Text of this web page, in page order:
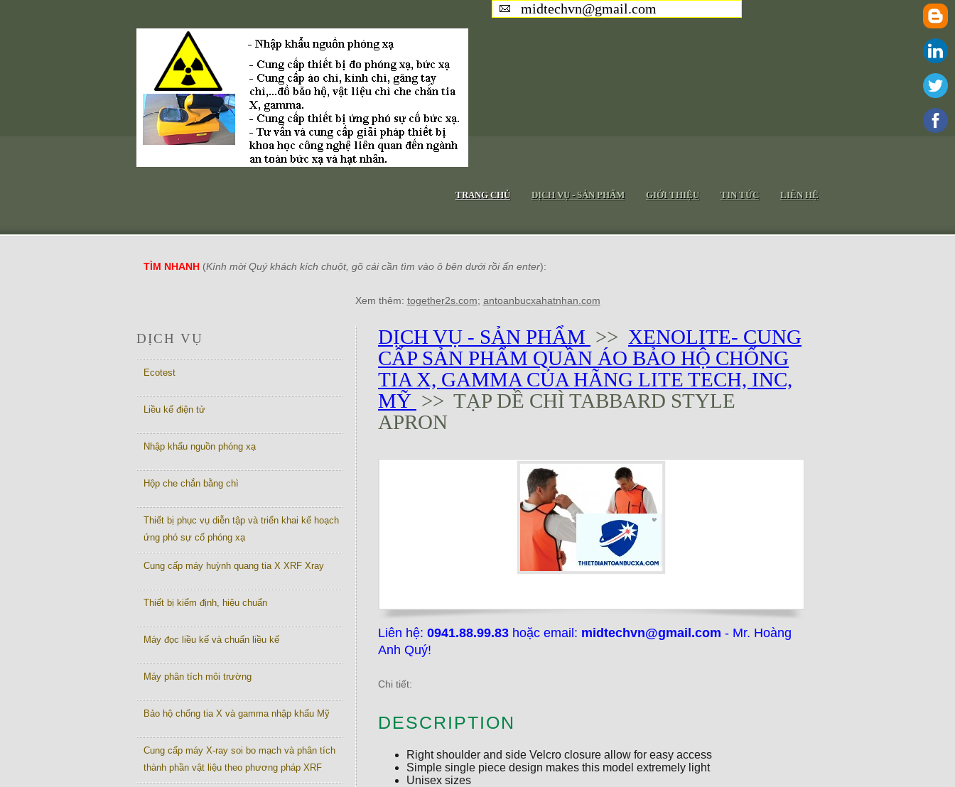
midtechvn@gmail.com
TRANG CHỦ DỊCH VỤ - SẢN PHẨM GIỚI THIỆU TIN TỨC LIÊN HỆ
TÌM NHANH (Kính mời Quý khách kích chuột, gõ cái cần tìm vào ô bên dưới rồi ấn enter):
Xem thêm: together2s.com; antoanbucxahatnhan.com
DỊCH VỤ
Ecotest
Liều kế điện tử
Nhập khẩu nguồn phóng xạ
Hộp che chắn bằng chì
Thiết bị phục vụ diễn tập và triển khai kế hoạch
ứng phó sự cố phóng xạ
Cung cấp máy huỳnh quang tia X XRF Xray
Thiết bị kiểm định, hiệu chuẩn
Máy đọc liều kế và chuẩn liều kế
Máy phân tích môi trường
Bảo hộ chống tia X và gamma nhập khẩu Mỹ
Cung cấp máy X-ray soi bo mạch và phân tích
thành phần vật liệu theo phương pháp XRF
DỊCH VỤ - SẢN PHẨM >> XENOLITE- CUNG
CẤP SẢN PHẨM QUẦN ÁO BẢO HỘ CHỐNG
TIA X, GAMMA CỦA HÃNG LITE TECH, INC,
MỸ >> TẠP DỀ CHÌ TABBARD STYLE
APRON
Liên hệ: 0941.88.99.83 hoặc email: midtechvn@gmail.com - Mr. Hoàng
Anh Quý!
Chi tiết:
DESCRIPTION
Right shoulder and side Velcro closure allow for easy access
Simple single piece design makes this model extremely light
Unisex sizes